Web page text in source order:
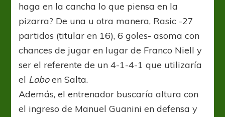
haga en la cancha lo que piensa en la
pizarra? De una u otra manera, Rasic -27
partidos (titular en 16), 6 goles- asoma con
chances de jugar en lugar de Franco Niell y
ser el referente de un 4-1-4-1 que utilizaría
el Loboen Salta.
Además, el entrenador buscaría altura con
el ingreso de Manuel Guanini en defensa y